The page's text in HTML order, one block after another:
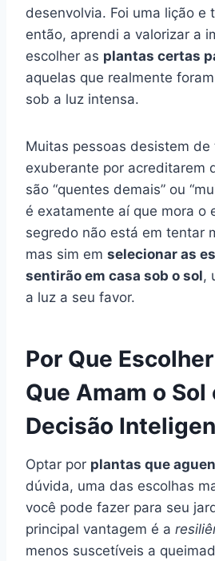
desenvolvia. Foi uma lição e
então, aprendi a valorizar a
escolher as plantas certas
aquelas que realmente
sob a luz intensa.
Muitas pessoas desistem de
exuberante por acreditarem
são “quentes demais” ou
é exatamente aí que mora o
segredo não está em tentar
mas sim em selecionar as
sentirão em casa sob o sol,
a luz a seu favor.
Por Que
Que Amam o Sol
Decisão
Optar por plantas que
dúvida, uma das escolhas
você pode fazer para seu
principal vantagem é a
menos suscetíveis a